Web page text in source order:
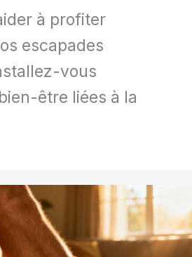
à profiter
escapades
vous
être liées à la